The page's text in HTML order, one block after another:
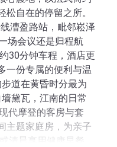
自在的停留之所。
漕盈路站，毗邻崧泽
场会议还是归程航
30分钟车程，酒店更
一份专属的便利与温
道在黄昏时分最为
黛瓦，江南的日常
代摩登的客房与套
主题家庭房，为亲子
清晨享用健康早餐，